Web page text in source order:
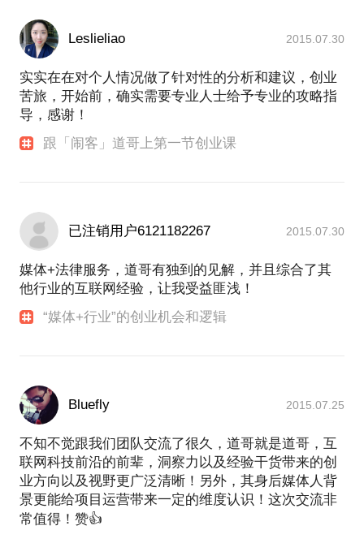
Leslieliao 2015.07.30
实实在在对个人情况做了针对性的分析和建议，创业
苦旅，开始前，确实需要专业人士给予专业的攻略指
导，感谢！
跟「闹客」道哥上第一节创业课
已注销用户6121182267 2015.07.30
媒体+法律服务，道哥有独到的见解，并且综合了其
他行业的互联网经验，让我受益匪浅！
“媒体+行业”的创业机会和逻辑
Bluefly 2015.07.25
不知不觉跟我们团队交流了很久，道哥就是道哥，互
联网科技前沿的前辈，洞察力以及经验干货带来的创
业方向以及视野更广泛清晰！另外，其身后媒体人背
景更能给项目运营带来一定的维度认识！这次交流非
常值得！赞👍